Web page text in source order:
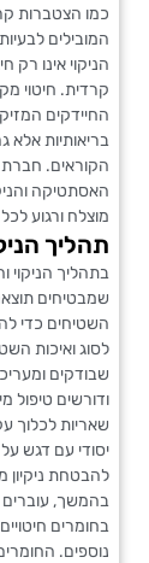
כמו הצטברות
המובילים
הניקוי אינו רק
קרדית. חיטוי
החיידקים
בריאותיות אלא
הקוראים. חברת
האסתטיקה
מוצלח ורגוע
תהליך
בתהליך הניקוי
שמבטיחים
השטיחים כדי
לסוג ואיכות
שבודקים
ודורשים טיפול
שאריות לכלוך
יסודי עם דגש
להבטחת ניקיון
בהמשך, עוברים
בחומרים
נוספים.